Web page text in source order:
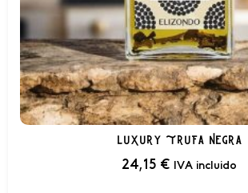
luxury trufa negra
24,15 € IVA incluido